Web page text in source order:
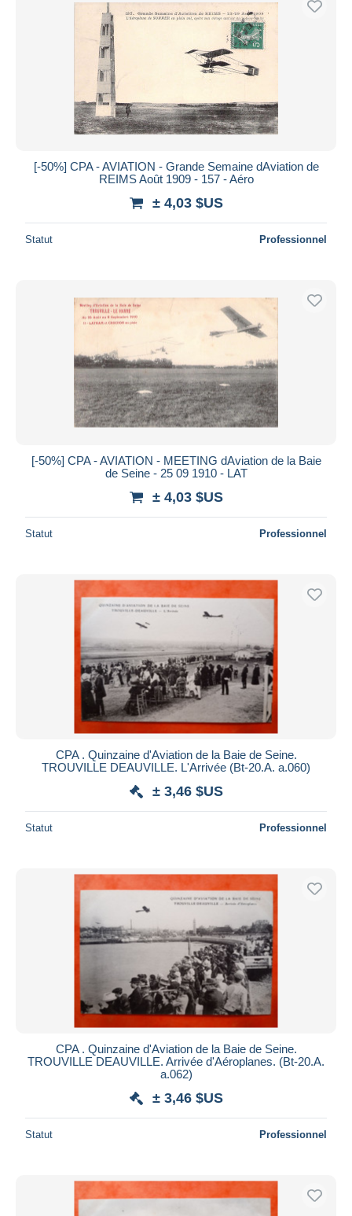
[-50%] CPA - AVIATION - Grande Semaine dAviation de
REIMS Août 1909 - 157 - Aéro
± 4,03 $US
Statut Professionnel
[-50%] CPA - AVIATION - MEETING dAviation de la Baie
de Seine - 25 09 1910 - LAT
± 4,03 $US
Statut Professionnel
CPA . Quinzaine d'Aviation de la Baie de Seine.
TROUVILLE DEAUVILLE. L'Arrivée (Bt-20.A. a.060)
± 3,46 $US
Statut Professionnel
CPA . Quinzaine d'Aviation de la Baie de Seine.
TROUVILLE DEAUVILLE. Arrivée d'Aéroplanes. (Bt-20.A.
a.062)
± 3,46 $US
Statut Professionnel